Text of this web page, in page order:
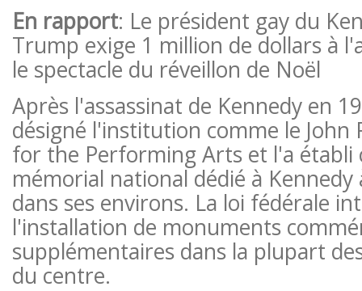
En rapport: Le président gay du
Trump exige 1 million de dollars à
le spectacle du réveillon de Noël
Après l'assassinat de Kennedy en
désigné l'institution comme le John
for the Performing Arts et l'a établi
mémorial national dédié à
dans ses environs. La loi fédérale
l'installation de monuments
supplémentaires dans la plupart
du centre.